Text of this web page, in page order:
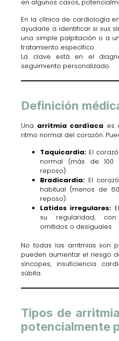
en algunos casos,
En la clínica de cardiología
ayudarle a identificar si sus
una simple palpitación o a
tratamiento específico.
La clave está en el
seguimiento personalizado.
Definición
Una arritmia cardíaca es
ritmo normal del corazón.
Taquicardia: El
normal (más de
reposo).
Bradicardia: El
habitual (menos de
reposo).
Latidos irregulares:
su regularidad,
omitidos o desiguales.
No todas las arritmias son
pueden aumentar el riesgo
síncopes, insuficiencia
súbita.
Tipos de
potencialmente